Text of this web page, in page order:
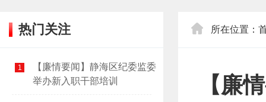
热门关注
1
【廉情要闻】静海区纪委监委
举办新入职干部培训
所在位置：
【廉